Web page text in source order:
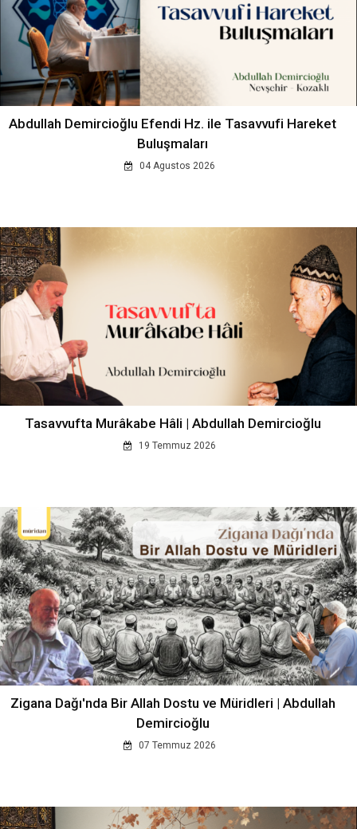
Abdullah Demircioğlu Efendi Hz. ile Tasavvufi Hareket
Buluşmaları
04 Agustos 2026
Tasavvufta Murâkabe Hâli | Abdullah Demircioğlu
19 Temmuz 2026
Zigana Dağı'nda Bir Allah Dostu ve Müridleri | Abdullah
Demircioğlu
07 Temmuz 2026